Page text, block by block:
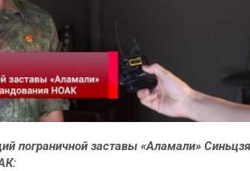
пограничной заставы «Аламали»